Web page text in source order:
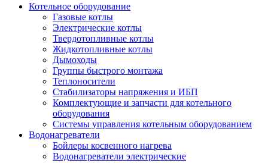
Котельное оборудование
Газовые котлы
Электрические котлы
Твердотопливные котлы
Жидкотопливные котлы
Дымоходы
Группы быстрого монтажа
Теплоносители
Стабилизаторы напряжения и ИБП
Комплектующие и запчасти для котельного
оборудования
Системы управления котельным оборудованием
Водонагреватели
Бойлеры косвенного нагрева
Водонагреватели электрические